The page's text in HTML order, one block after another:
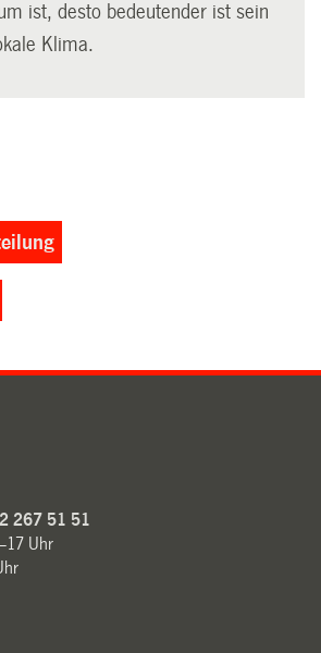
ist, desto bedeutender ist sein
Klima.
267 51 51
Uhr